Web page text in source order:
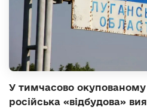
У тимчасово окупованому
російська «відбудова»